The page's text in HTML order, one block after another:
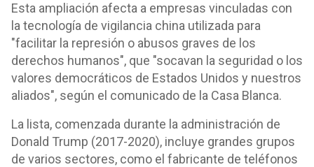
Esta ampliación afecta a empresas vinculadas con
la tecnología de vigilancia china utilizada para
"facilitar la represión o abusos graves de los
derechos humanos", que "socavan la seguridad o los
valores democráticos de Estados Unidos y nuestros
aliados", según el comunicado de la Casa Blanca.
La lista, comenzada durante la administración de
Donald Trump (2017-2020), incluye grandes grupos
de varios sectores, como el fabricante de teléfonos